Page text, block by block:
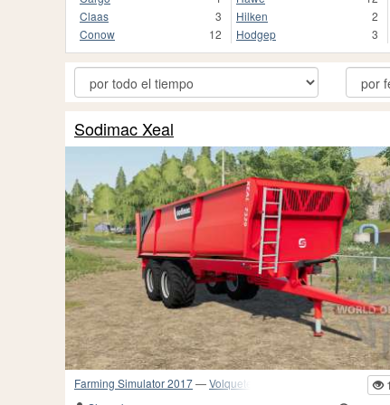
Claas
3
Conow
12
Hilken
2
Hodgep
3
Sodimac Xeal
Farming Simulator 2017—Volquetes